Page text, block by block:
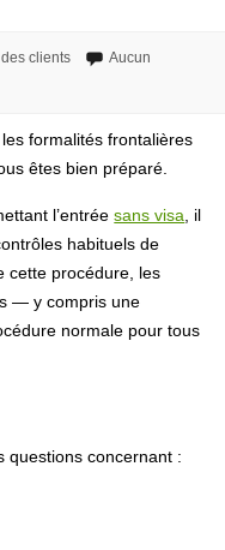
clients
Aucun
formalités frontalières
êtes bien préparé.
l’entréesans visa , il
habituels de
cette procédure, les
— y compris une
normale pour tous
questions concernant :